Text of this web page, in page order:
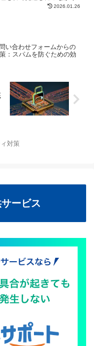
2026.01.26
い合わせフォームからの
：スパムを防ぐための効
対策
ービス